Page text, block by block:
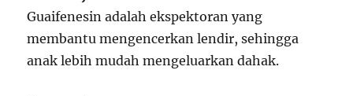
Guaifenesin adalah ekspektoran yang
membantu mengencerkan lendir, sehingga
anak lebih mudah mengeluarkan dahak.